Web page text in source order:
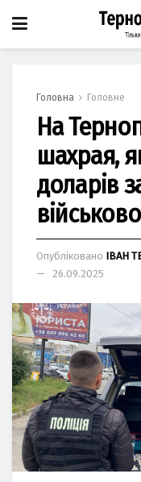
Головна Головне
Нa
шaхрaя,
долaрів
Опубліковано ІВАН
26.09.2025